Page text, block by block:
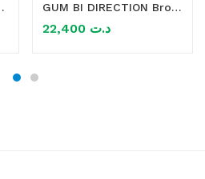
X4 0.9 MM GUM BI DIRECTION Brossette interdentaire 0.6MM
د.ت